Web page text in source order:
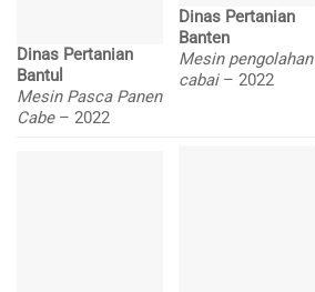
Dinas Pertanian
Bantul
Mesin Pasca Panen
Cabe – 2022
Dinas Pertanian
Banten
Mesin pengolahan
cabai – 2022